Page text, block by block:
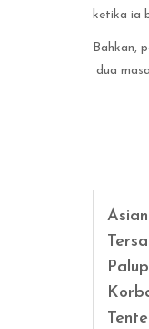
ketika ia
Bahkan,
dua